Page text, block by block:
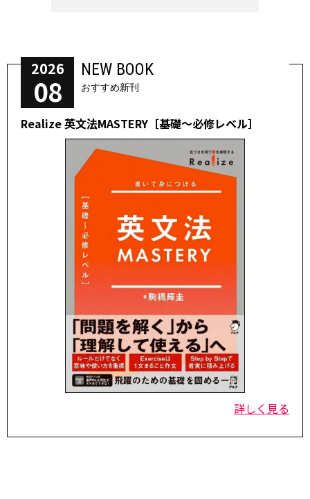
2026
08
NEW BOOK
おすすめ新刊
Realize 英文法MASTERY［基礎～必修レベル］
詳しく見る